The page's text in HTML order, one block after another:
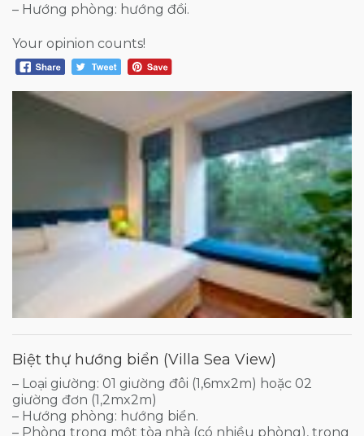
– Hướng phòng: hướng đồi.
Your opinion counts!
Biệt thự hướng biển (Villa Sea View)
– Loại giường: 01 giường đôi (1,6mx2m) hoặc 02
giường đơn (1,2mx2m)
– Hướng phòng: hướng biển.
– Phòng trong một tòa nhà (có nhiều phòng), trong